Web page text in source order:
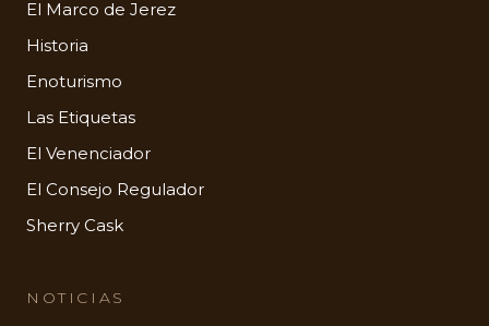
El Marco de Jerez
Historia
Enoturismo
Las Etiquetas
El Venenciador
El Consejo Regulador
Sherry Cask
NOTICIAS